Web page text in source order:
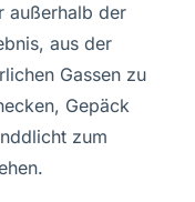
außerhalb der
aus der
Gassen zu
Gepäck
zum